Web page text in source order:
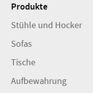
Produkte
Stühle und Hocker
Sofas
Tische
Aufbewahrung